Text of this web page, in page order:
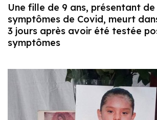
Une fille de 9 ans, présentant
symptômes de Covid, meurt
3 jours après avoir été testée
symptômes